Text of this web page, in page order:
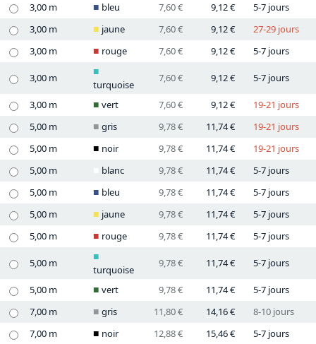
3,00 m
bleu 7,60 € 9,12 €
5-7 jours
3,00 m
jaune 7,60 € 9,12 €
27-29 jours
3,00 m
rouge 7,60 € 9,12 € 5-7 jours
3,00 m
turquoise
7,60 € 9,12 € 5-7 jours
3,00 m vert 7,60 € 9,12 €
19-21 jours
5,00 m
gris 9,78 € 11,74 €
19-21 jours
5,00 m
noir 9,78 € 11,74 €
19-21 jours
5,00 m
blanc 9,78 € 11,74 €
5-7 jours
5,00 m
bleu 9,78 € 11,74 €
5-7 jours
5,00 m
jaune 9,78 € 11,74 €
5-7 jours
5,00 m
rouge 9,78 € 11,74 € 5-7 jours
5,00 m
turquoise
9,78 € 11,74 € 5-7 jours
5,00 m vert 9,78 € 11,74 €
5-7 jours
7,00 m
gris 11,80 € 14,16 €
8-10 jours
7,00 m
noir 12,88 € 15,46 €
5-7 jours